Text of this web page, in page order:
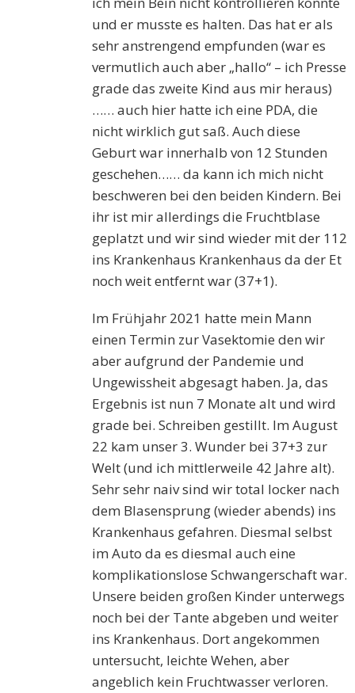
und er musste es halten. Das hat er als
sehr anstrengend empfunden (war es
vermutlich auch aber „hallo“ – ich Presse
grade das zweite Kind aus mir heraus)
…… auch hier hatte ich eine PDA, die
nicht wirklich gut saß. Auch diese
Geburt war innerhalb von 12 Stunden
geschehen…… da kann ich mich nicht
beschweren bei den beiden Kindern. Bei
ihr ist mir allerdings die Fruchtblase
geplatzt und wir sind wieder mit der 112
ins Krankenhaus Krankenhaus da der Et
noch weit entfernt war (37+1).
Im Frühjahr 2021 hatte mein Mann
einen Termin zur Vasektomie den wir
aber aufgrund der Pandemie und
Ungewissheit abgesagt haben. Ja, das
Ergebnis ist nun 7 Monate alt und wird
grade bei. Schreiben gestillt. Im August
22 kam unser 3. Wunder bei 37+3 zur
Welt (und ich mittlerweile 42 Jahre alt).
Sehr sehr naiv sind wir total locker nach
dem Blasensprung (wieder abends) ins
Krankenhaus gefahren. Diesmal selbst
im Auto da es diesmal auch eine
komplikationslose Schwangerschaft war.
Unsere beiden großen Kinder unterwegs
noch bei der Tante abgeben und weiter
ins Krankenhaus. Dort angekommen
untersucht, leichte Wehen, aber
angeblich kein Fruchtwasser verloren.